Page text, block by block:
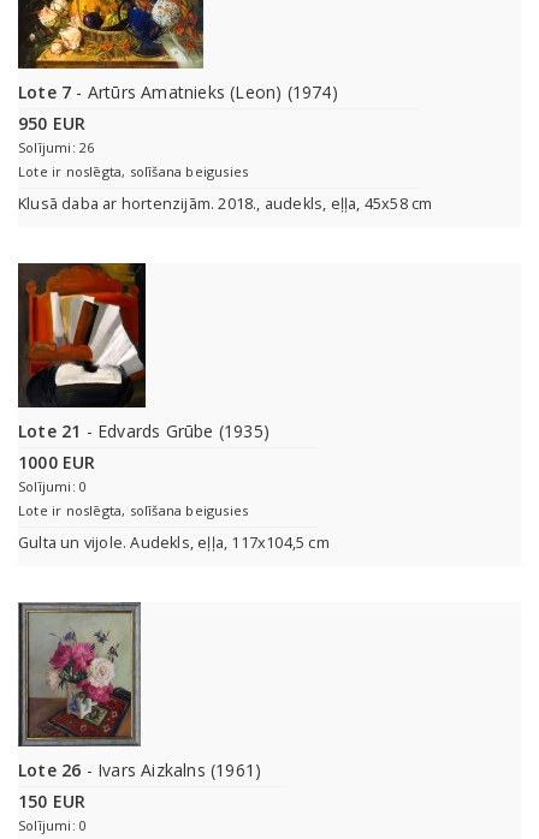
Lote 7 - Artūrs Amatnieks (Leon) (1974)
950 EUR
Solījumi: 26
Lote ir noslēgta, solīšana beigusies
Klusā daba ar hortenzijām. 2018., audekls, eļļa, 45x58 cm
Lote 21 - Edvards Grūbe (1935)
1000 EUR
Solījumi: 0
Lote ir noslēgta, solīšana beigusies
Gulta un vijole. Audekls, eļļa, 117x104,5 cm
Lote 26 - Ivars Aizkalns (1961)
150 EUR
Solījumi: 0